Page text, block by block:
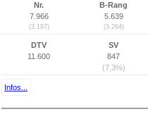
Nr.
7.966
(3.197)
B-Rang
5.639
(3.264)
DTV
11.600
SV
847
(7,3%)
Infos...